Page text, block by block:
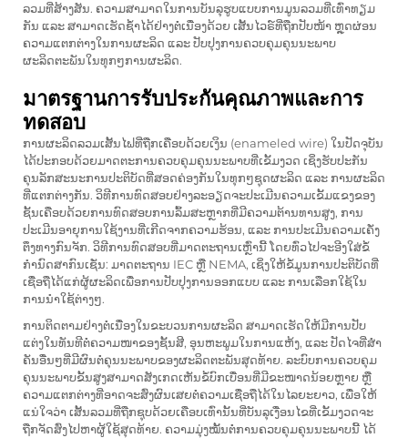
ລວມທີ່ສ້າງສັນ. ຄວາມສາມາດໃນການບັນລຸຮູບແບບການມູນລວມທີ່ເທົ່າທຽມ
ກັນ ແລະ ສາມາດເຮັດຊ້ຳໄດ້ຢ່າງຕໍ່ເນື່ອງດ້ວຍ ເສັ້ນໄວຣ໌ທີ່ຖືກປັບໜ້າ ຫຼຸດຜ່ອນ
ຄວາມແຕກຕ່າງໃນການຜະລິດ ແລະ ປັບປຸງການຄວບຄຸມຄຸນນະພາບ
ຜະລິດຕະພັນໃນທຸກໆການຜະລິດ.
มาตรฐานการรับประกันคุณภาพและการ
ทดสอบ
ການຜະລິດລວມເສັ້ນໄຟທີ່ຖືກເຄືອບດ້ວຍເງິນ (enameled wire) ໃນປັດຈຸບັນ
ໄດ້ປະກອບດ້ວຍມາດຕະການຄວບຄຸມຄຸນນະພາບທີ່ເຂັ້ມງວດ ເຊິ່ງຮັບປະກັນ
ຄຸນລັກສະນະການປະຕິບັດທີ່ສອດຄ່ອງກັນໃນທຸກໆຊຸດຜະລິດ ແລະ ການຜະລິດ
ທີ່ແຕກຕ່າງກັນ. ວິທີການທົດສອບຢ່າງລະອຽດຈະປະເມີນຄວາມເຂັ້ມແຂງຂອງ
ຊັ້ນເຄືອບດ້ວຍການທົດສອບການລົ້ມສະຫຼາກທີ່ມີຄວາມຕ້ານທານສູງ, ການ
ປະເມີນອາຍຸການໃຊ້ງານທີ່ເກີດຈາກຄວາມຮ້ອນ, ແລະ ການປະເມີນຄວາມເຄັ່ງ
ຕຶງທາງກົນຈັກ. ວິທີການທົດສອບທີ່ມາດຕະຖານເຫຼົ່ານີ້ ໂດຍທົ່ວໄປຈະອີງໃສ່ຂໍ້
ກຳນົດສາກົນເຊັ່ນ: ມາດຕະຖານ IEC ຫຼື NEMA, ເຊິ່ງໃຫ້ຂໍ້ມູນການປະຕິບັດທີ່
ເຊື່ອຖືໄດ້ແກ່ຜູ້ຜະລິດເພື່ອການປັບປຸງການອອກແບບ ແລະ ການເລືອກໃຊ້ໃນ
ການນຳໃຊ້ຕ່າງໆ.
ການຕິດຕາມຢ່າງຕໍ່ເນື່ອງໃນຂະບວນການຜະລິດ ສາມາດເຮັດໃຫ້ມີການປັບ
ແຕ່ງໃນທັນທີຕໍ່ຄວາມໜາຂອງຊັ້ນສີ, ອຸນຫະພູມໃນການແຫ້ງ, ແລະ ປັດໄຈທີ່ສຳ
ຄັນອື່ນໆທີ່ມີຜົນຕໍ່ຄຸນນະພາບຂອງຜະລິດຕະພັນສຸດທ້າຍ. ລະບົບການຄວບຄຸມ
ຄຸນນະພາບຂັ້ນສູງສາມາດສັງເກດເຫັນຂໍ້ບົກເບື່ອນທີ່ມີຂະໜາດນ້ອຍຫຼາຍ ຫຼື
ຄວາມແຕກຕ່າງທີ່ອາດຈະສົ່ງຜົນເສຍຕໍ່ຄວາມເຊື່ອຖືໄດ້ໃນໄລຍະຍາວ, ເພື່ອໃຫ້
ແນ່ໃຈວ່າ ເສັ້ນລວມທີ່ຖືກຊຸບດ້ວຍເຄືອບເທົ່ານັ້ນທີ່ບັນລຸເງື່ອນໄຂທີ່ເຂັ້ມງວດຈະ
ຖືກຈັດສົ່ງໄປຫາຜູ້ໃຊ້ສຸດທ້າຍ. ຄວາມມຸ່ງໝັ້ນຕໍ່ການຄວບຄຸມຄຸນນະພາບນີ້ ໄດ້